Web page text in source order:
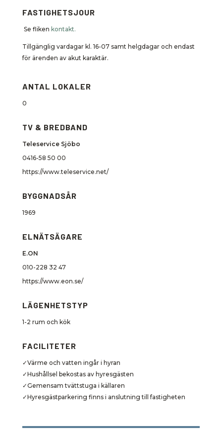
FASTIGHETSJOUR
Se fliken kontakt.
Tillgänglig vardagar kl. 16-07 samt helgdagar och endast
för ärenden av akut karaktär.
ANTAL LOKALER
0
TV & BREDBAND
Teleservice Sjöbo
0416-58 50 00
https://www.teleservice.net/
BYGGNADSÅR
1969
ELNÄTSÄGARE
E.ON
010-228 32 47
https://www.eon.se/
LÄGENHETSTYP
1-2 rum och kök
FACILITETER
✓Värme och vatten ingår i hyran
✓Hushållsel bekostas av hyresgästen
✓Gemensam tvättstuga i källaren
✓Hyresgästparkering finns i anslutning till fastigheten